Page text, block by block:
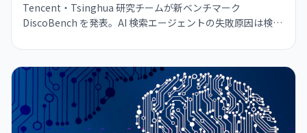
Tencent・Tsinghua 研究チームが新ベンチマーク
DiscoBench を発表。AI 検索エージェントの失敗原因は検索
だ。